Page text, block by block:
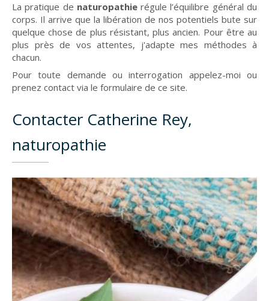
La pratique de naturopathierégule l’équilibre général du
corps. Il arrive que la libération de nos potentiels bute sur
quelque chose de plus résistant, plus ancien. Pour être au
plus près de vos attentes, j'adapte mes méthodes à
chacun.
Pour toute demande ou interrogation appelez-moi ou
prenez contact via le formulaire de ce site.
Contacter Catherine Rey,
naturopathie